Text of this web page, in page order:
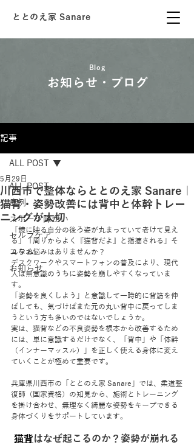
ととのえ家 Sanare
Blog
お知らせ・ブログ
記事
ALL POST
症例
スポーツ障がい
セルフケア
コラム
お知らせ
ALL POST
川西市で整体ならととのえ家 Sanare｜
猫背・姿勢改善には背中と体幹トレー
ニングが大切
5月29日
「鏡に映る自分の後ろ姿が丸まっていて老けて見え
る」「周りからよく『猫背だよ』と指摘される」そ
んなお悩みはありませんか？
デスクワークやスマートフォンの普及により、現代
人は無意識のうちに姿勢を崩しやすくなっていま
す。
「姿勢を良くしよう」と意識して一時的に背筋を伸
ばしても、気づけばまた元の丸い背中に戻ってしま
うという方も多いのではないでしょうか。
実は、猫背などの不良姿勢を根本から改善するため
には、単に意識するだけでなく、「背中」や「体幹
（インナーマッスル）」を正しく使える身体に変え
ていくことが極めて重要です。
兵庫県川西市の「ととのえ家 Sanare」では、柔道整
復師（国家資格）の知見から、施術とトレーニング
を掛け合わせ、無理なく綺麗な姿勢をキープできる
身体づくりをサポートしています。
猫背はなぜ起こるのか？姿勢が崩れる